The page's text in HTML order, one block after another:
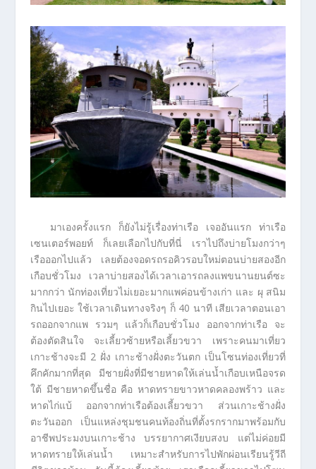
มาเองครั้งแรก ก็ยังไม่รู้เรื่องท่าเรือ เจออันแรก ท่าเรือ
เซนเตอร์พอยท์ ก็เลยเลือกไปกับที่นี่ เราไปถึงบ่ายโมงกว่าๆ
เรือออกไปแล้ว เลยต้องจอดรถรอคิวรอบใหม่ตอนบ่ายสองอีก
เกือบชั่วโมง เวลาบ่ายสองได้เวลาเอารถลงแพขนานยนต์ซะ
มากกว่า นักท่องเที่ยวไม่เยอะมากแพค่อนข้างเก่า และ ผุ สนิม
กินไปเยอะ ใช้เวลาเดินทางจริงๆ ก็ 40 นาที เสียเวลาตอนเอา
รถออกจากแพ รวมๆ แล้วก็เกือบชั่วโมง ออกจากท่าเรือ จะ
ต้องตัดสินใจ จะเลี้ยวซ้ายหรือเลี้ยวขวา เพราะคนมาเที่ยว
เกาะช้างจะมี 2 ฝั่ง เกาะช้างฝั่งตะวันตก เป็นโซนท่องเที่ยวที่
คึกคักมากที่สุด มีชายฝั่งที่มีชายหาดให้เล่นน้ำเกือบเหนือจรด
ใต้ มีชายหาดขึ้นชื่อ คือ หาดทรายขาวหาดคลองพร้าว และ
หาดไก่แบ้ ออกจากท่าเรือต้องเลี้ยวขวา ส่วนเกาะช้างฝั่ง
ตะวันออก เป็นแหล่งชุมชนคนท้องถิ่นที่ตั้งรกรากมาพร้อมกับ
อาชีพประมงบนเกาะช้าง บรรยากาศเงียบสงบ แต่ไม่ค่อยมี
หาดทรายให้เล่นน้ำ เหมาะสำหรับการไปพักผ่อนเรียนรู้วีถี